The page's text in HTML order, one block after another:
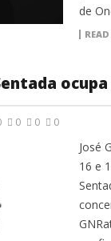
de
0 0 0
José
16 e